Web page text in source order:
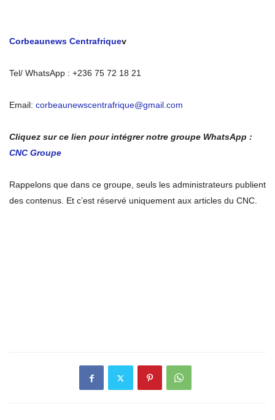
Corbeaunews Centrafriquev
Tel/ WhatsApp : +236 75 72 18 21
Email: corbeaunewscentrafrique@gmail.com
Cliquez sur ce lien pour intégrer notre groupe WhatsApp :
CNC Groupe
Rappelons que dans ce groupe, seuls les administrateurs publient
des contenus. Et c’est réservé uniquement aux articles du CNC.